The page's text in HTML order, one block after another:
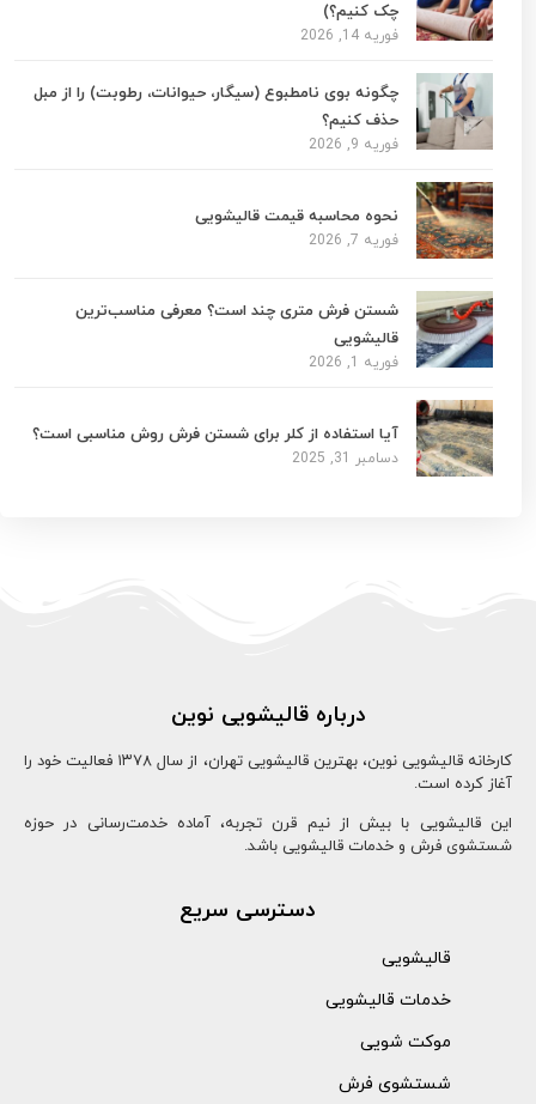
چک کنیم؟)
فوریه 14, 2026
چگونه بوی نامطبوع (سیگار، حیوانات، رطوبت) را از مبل
حذف کنیم؟
فوریه 9, 2026
نحوه محاسبه قیمت قالیشویی
فوریه 7, 2026
شستن فرش متری چند است؟ معرفی مناسب‌ترین
قالیشویی
فوریه 1, 2026
آیا استفاده از کلر برای شستن فرش روش مناسبی است؟
دسامبر 31, 2025
درباره قالیشویی نوین
کارخانه قالیشویی نوین، بهترین قالیشویی تهران، از سال ۱۳78 فعالیت خود را
آغاز کرده است.
این قالیشویی با بیش از نیم قرن تجربه، آماده خدمت‌رسانی در حوزه
شستشوی فرش و خدمات قالیشویی باشد.
دسترسی سریع
قالیشویی
خدمات قالیشویی
موکت شویی
شستشوی فرش